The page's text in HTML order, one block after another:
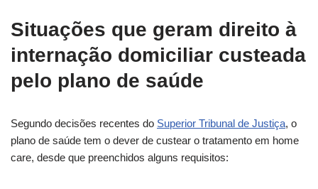
Situações que geram direito à
internação domiciliar custeada
pelo plano de saúde
Segundo decisões recentes do Superior Tribunal de Justiça, o
plano de saúde tem o dever de custear o tratamento em home
care, desde que preenchidos alguns requisitos: